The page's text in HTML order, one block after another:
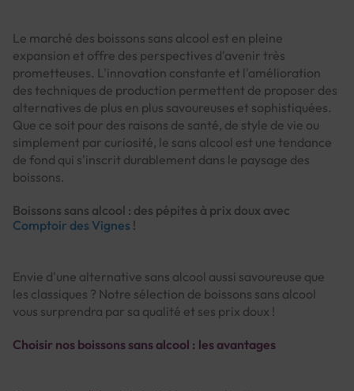
Le marché des boissons sans alcool est en pleine
expansion et offre des perspectives d'avenir très
prometteuses. L'innovation constante et l'amélioration
des techniques de production permettent de proposer des
alternatives de plus en plus savoureuses et sophistiquées.
Que ce soit pour des raisons de santé, de style de vie ou
simplement par curiosité, le sans alcool est une tendance
de fond qui s'inscrit durablement dans le paysage des
boissons.
Boissons sans alcool : des pépites à prix doux avec
Comptoir des Vignes !
Envie d'une alternative sans alcool aussi savoureuse que
les classiques ? Notre sélection de boissons sans alcool
vous surprendra par sa qualité et ses prix doux !
Choisir nos boissons sans alcool : les avantages